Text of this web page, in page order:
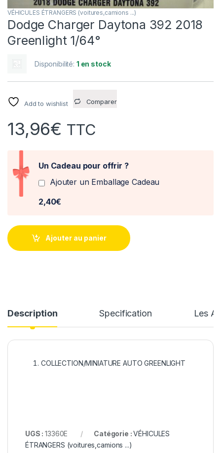
VÉHICULES ÉTRANGERS (voitures,camions ...)
Dodge Charger Daytona 392 2018
Greenlight 1/64°
Disponibilité: 1 en stock
Add to wishlist Comparer
13,96€ TTC
Un Cadeau pour offrir ?
Ajouter un Emballage Cadeau
2,40€
Ajouter au panier
Description Specification Les
COLLECTION/MINIATURE AUTO GREENLIGHT
UGS :13360E Catégorie :VÉHICULES
ÉTRANGERS (voitures,camions ...)